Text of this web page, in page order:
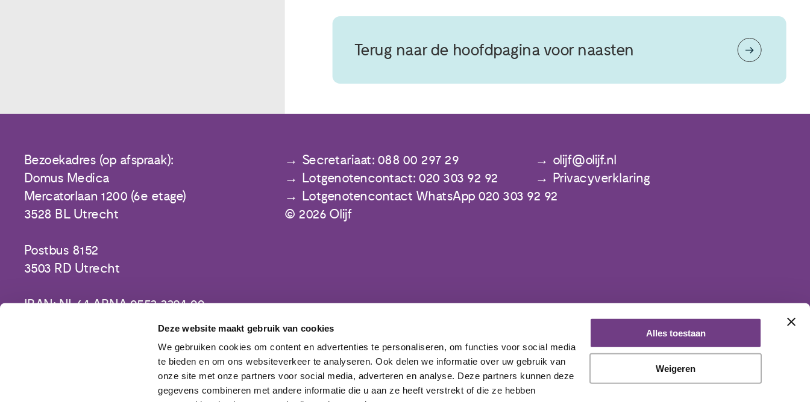
Deze website maakt gebruik van cookies
We gebruiken cookies om content en advertenties te personaliseren, om functies voor social media
te bieden en om ons websiteverkeer te analyseren. Ook delen we informatie over uw gebruik van
onze site met onze partners voor social media, adverteren en analyse. Deze partners kunnen deze
gegevens combineren met andere informatie die u aan ze heeft verstrekt of die ze hebben
Alles toestaan
Weigeren
Terug naar de hoofdpagina voor naasten
Bezoekadres (op afspraak):
Domus Medica
Mercatorlaan 1200 (6e etage)
3528 BL Utrecht
Postbus 8152
3503 RD Utrecht
IBAN: NL64 ABNA 0553 3394 00
Secretariaat: 088 00 297 29
olijf@olijf.nl
Lotgenotencontact: 020 303 92 92
Privacyverklaring
Lotgenotencontact WhatsApp 020 303 92 92
© 2026 Olijf
Meld je aan voor de nieuwsbrief